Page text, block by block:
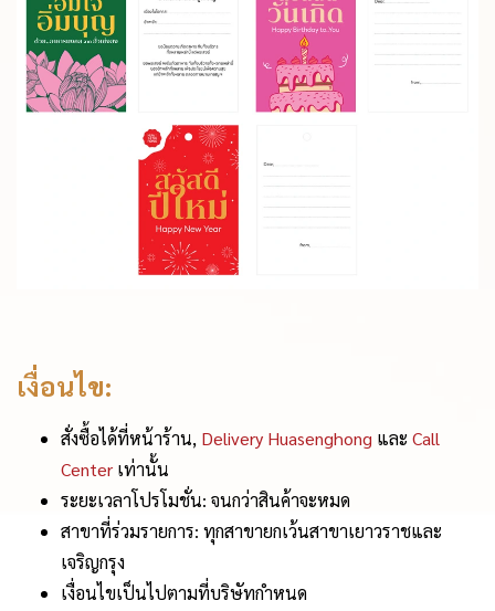
เงื่อนไข:
สั่งซื้อได้ที่หน้าร้าน, Delivery Huasenghong และ Call
Center เท่านั้น
ระยะเวลาโปรโมชั่น: จนกว่าสินค้าจะหมด
สาขาที่ร่วมรายการ: ทุกสาขายกเว้นสาขาเยาวราชและ
เจริญกรุง
เงื่อนไขเป็นไปตามที่บริษัทกำหนด